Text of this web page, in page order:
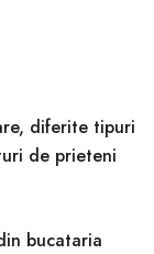
diferite tipuri
de prieteni
bucataria